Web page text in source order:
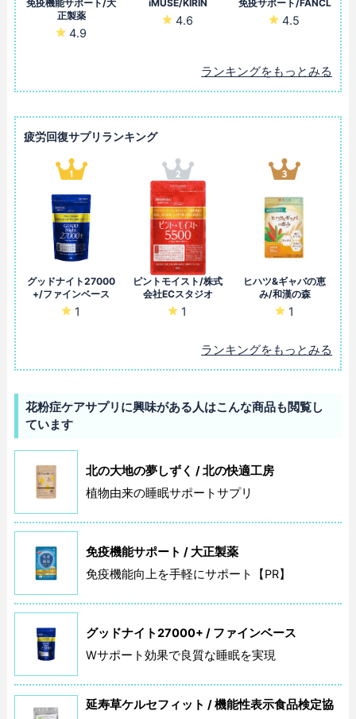
免疫機能サポート/大
正製薬
4.9
iMUSE/KIRIN
4.6
免疫サポート/FANCL
4.5
ランキングをもっとみる
疲労回復サプリランキング
グッドナイト27000
+/ファインベース
1
ピントモイスト/株式
会社ECスタジオ
1
ヒハツ&ギャバの恵
み/和漢の森
1
ランキングをもっとみる
花粉症ケアサプリに興味がある人はこんな商品も閲覧し
ています
北の大地の夢しずく / 北の快適工房
植物由来の睡眠サポートサプリ
免疫機能サポート / 大正製薬
免疫機能向上を手軽にサポート【PR】
グッドナイト27000+ / ファインベース
Wサポート効果で良質な睡眠を実現
延寿草ケルセフィット / 機能性表示食品検定協